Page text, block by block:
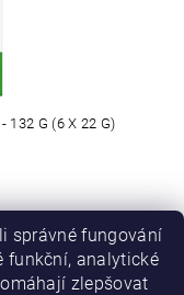
132 G (6 X 22 G)
správné fungování
funkční, analytické
zlepšovat